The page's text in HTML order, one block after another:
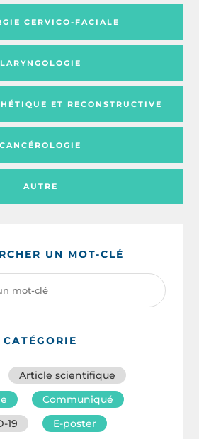
CERVICO-FACIALE
AUTRE
LARYNGOLOGIE
ET RECONSTRUCTIVE
CANCÉROLOGIE
UN MOT-CLÉ
CATÉGORIE
Article scientifique
Communiqué
19
E-poster